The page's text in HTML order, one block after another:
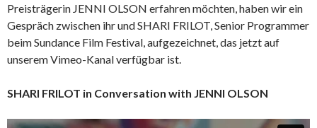
Preisträgerin JENNI OLSON erfahren möchten, haben wir ein
Gespräch zwischen ihr und SHARI FRILOT, Senior Programmer
beim Sundance Film Festival, aufgezeichnet, das jetzt auf
unserem Vimeo-Kanal verfügbar ist.
SHARI FRILOT in Conversation with JENNI OLSON